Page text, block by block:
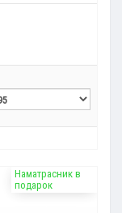
Наматрасник в
подарок